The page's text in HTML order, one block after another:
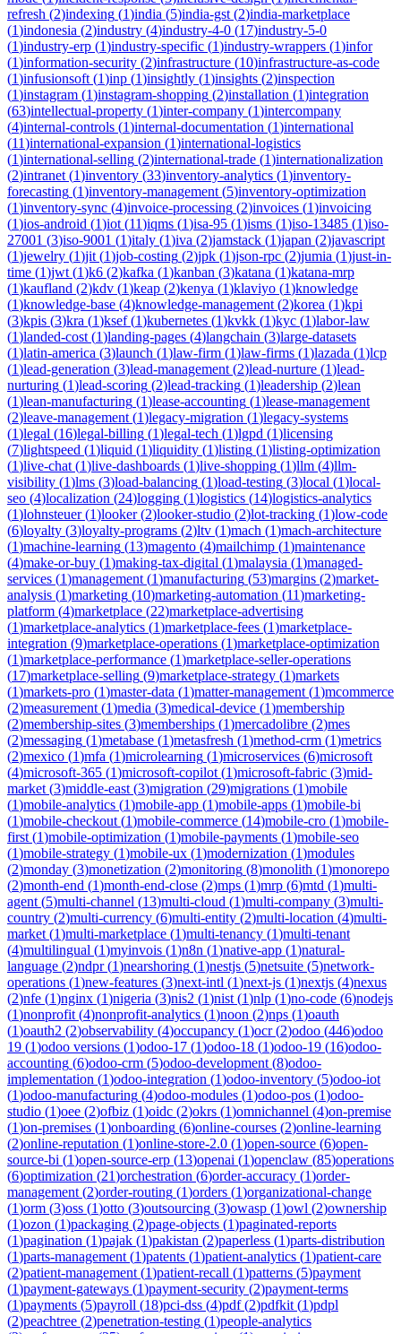
refresh (2)indexing (1)india (5)india-gst (2)india-marketplace
(1)indonesia (2)industry (4)industry-4-0 (17)industry-5-0
(1)industry-erp (1)industry-specific (1)industry-wrappers (1)infor
(1)information-security (2)infrastructure (10)infrastructure-as-code
(1)infusionsoft (1)inp (1)insightly (1)insights (2)inspection
(1)instagram (1)instagram-shopping (2)installation (1)integration
(63)intellectual-property (1)inter-company (1)intercompany
(4)internal-controls (1)internal-documentation (1)international
(11)international-expansion (1)international-logistics
(1)international-selling (2)international-trade (1)internationalization
(2)intranet (1)inventory (33)inventory-analytics (1)inventory-
forecasting (1)inventory-management (5)inventory-optimization
(1)inventory-sync (4)invoice-processing (2)invoices (1)invoicing
(1)ios-android (1)iot (11)iqms (1)isa-95 (1)isms (1)iso-13485 (1)iso-
27001 (3)iso-9001 (1)italy (1)iva (2)jamstack (1)japan (2)javascript
(1)jewelry (1)jit (1)job-costing (2)jpk (1)json-rpc (2)jumia (1)just-in-
time (1)jwt (1)k6 (2)kafka (1)kanban (3)katana (1)katana-mrp
(1)kaufland (2)kdv (1)keap (2)kenya (1)klaviyo (1)knowledge
(1)knowledge-base (4)knowledge-management (2)korea (1)kpi
(3)kpis (3)kra (1)ksef(1)kubernetes (1)kvkk (1)kyc (1)labor-law
(1)landed-cost (1)landing-pages (4)langchain (3)large-datasets
(1)latin-america (3)launch (1)law-firm (1)law-firms (1)lazada (1)lcp
(1)lead-generation (3)lead-management (2)lead-nurture (1)lead-
nurturing (1)lead-scoring (2)lead-tracking (1)leadership (2)lean
(1)lean-manufacturing (1)lease-accounting (1)lease-management
(2)leave-management (1)legacy-migration (1)legacy-systems
(1)legal (16)legal-billing (1)legal-tech (1)lgpd (1)licensing
(7)lightspeed (1)liquid (1)liquidity (1)listing (1)listing-optimization
(1)live-chat (1)live-dashboards (1)live-shopping (1)llm (4)llm-
visibility (1)lms (3)load-balancing (1)load-testing (3)local (1)local-
seo (4)localization (24)logging (1)logistics (14)logistics-analytics
(1)lohnsteuer(1)looker(2)looker-studio (2)lot-tracking (1)low-code
(6)loyalty (3)loyalty-programs (2)ltv (1)mach (1)mach-architecture
(1)machine-learning (13)magento (4)mailchimp (1)maintenance
(4)make-or-buy (1)making-tax-digital (1)malaysia (1)managed-
services (1)management (1)manufacturing (53)margins (2)market-
analysis (1)marketing (10)marketing-automation (11)marketing-
platform (4)marketplace (22)marketplace-advertising
(1)marketplace-analytics (1)marketplace-fees (1)marketplace-
integration (9)marketplace-operations (1)marketplace-optimization
(1)marketplace-performance (1)marketplace-seller-operations
(17)marketplace-selling (9)marketplace-strategy (1)markets
(1)markets-pro (1)master-data (1)matter-management (1)mcommerce
(2)measurement (1)media (3)medical-device (1)membership
(2)membership-sites (3)memberships (1)mercadolibre (2)mes
(2)messaging (1)metabase (1)metasfresh (1)method-crm (1)metrics
(2)mexico (1)mfa (1)microlearning (1)microservices (6)microsoft
(4)microsoft-365 (1)microsoft-copilot (1)microsoft-fabric (3)mid-
market (3)middle-east (3)migration (29)migrations (1)mobile
(1)mobile-analytics (1)mobile-app (1)mobile-apps (1)mobile-bi
(1)mobile-checkout (1)mobile-commerce (14)mobile-cro (1)mobile-
first (1)mobile-optimization (1)mobile-payments (1)mobile-seo
(1)mobile-strategy (1)mobile-ux (1)modernization (1)modules
(2)monday (3)monetization (2)monitoring (8)monolith (1)monorepo
(2)month-end (1)month-end-close (2)mps (1)mrp (6)mtd (1)multi-
agent (5)multi-channel (13)multi-cloud (1)multi-company (3)multi-
country (2)multi-currency (6)multi-entity (2)multi-location (4)multi-
market (1)multi-marketplace (1)multi-tenancy (1)multi-tenant
(4)multilingual (1)myinvois (1)n8n (1)native-app (1)natural-
language (2)ndpr(1)nearshoring (1)nestjs (5)netsuite (5)network-
operations (1)new-features (3)next-intl (1)next-js (1)nextjs (4)nexus
(2)nfe (1)nginx (1)nigeria (3)nis2 (1)nist (1)nlp (1)no-code (6)nodejs
(1)nonprofit (4)nonprofit-analytics (1)noon (2)nps (1)oauth
(1)oauth2 (2)observability (4)occupancy (1)ocr(2)odoo (446)odoo
19 (1)odoo versions (1)odoo-17 (1)odoo-18 (1)odoo-19 (16)odoo-
accounting (6)odoo-crm (5)odoo-development (8)odoo-
implementation (1)odoo-integration (1)odoo-inventory (5)odoo-iot
(1)odoo-manufacturing (4)odoo-modules (1)odoo-pos (1)odoo-
studio (1)oee (2)ofbiz (1)oidc (2)okrs (1)omnichannel (4)on-premise
(1)on-premises (1)onboarding (6)online-courses (2)online-learning
(2)online-reputation (1)online-store-2.0 (1)open-source (6)open-
source-bi (1)open-source-erp (13)openai (1)openclaw (85)operations
(6)optimization (21)orchestration (6)order-accuracy (1)order-
management (2)order-routing (1)orders (1)organizational-change
(1)orm (3)oss (1)otto (3)outsourcing (3)owasp (1)owl (2)ownership
(1)ozon (1)packaging (2)page-objects (1)paginated-reports
(1)pagination (1)pajak (1)pakistan (2)paperless (1)parts-distribution
(1)parts-management (1)patents (1)patient-analytics (1)patient-care
(2)patient-management (1)patient-recall (1)patterns (5)payment
(1)payment-gateways (1)payment-security (2)payment-terms
(1)payments (5)payroll (18)pci-dss (4)pdf(2)pdfkit (1)pdpl
(2)peachtree (2)penetration-testing (1)people-analytics